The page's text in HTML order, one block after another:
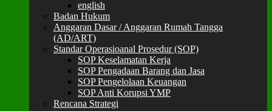
english
Badan Hukum
Anggaran Dasar / Anggaran Rumah Tangga
(AD/ART)
Standar Operasioanal Prosedur (SOP)
SOP Keselamatan Kerja
SOP Pengadaan Barang dan Jasa
SOP Pengelolaan Keuangan
SOP Anti Korupsi YMP
Rencana Strategi